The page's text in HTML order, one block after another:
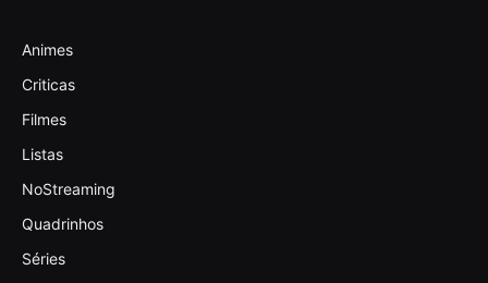
Animes
Criticas
Filmes
Listas
NoStreaming
Quadrinhos
Séries